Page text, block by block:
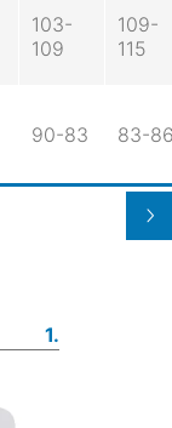
103-
109
109-
115
90-83 83-
1.